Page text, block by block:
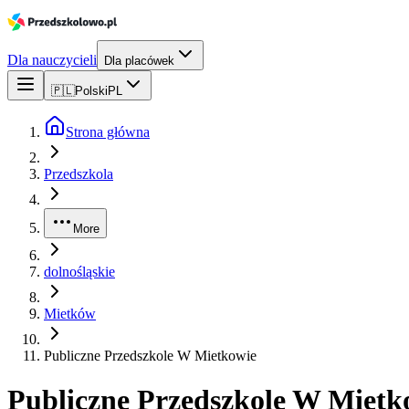
Dla nauczycieli Dla placówek
🇵🇱Polski PL
Strona główna
Przedszkola
More
dolnośląskie
Mietków
Publiczne Przedszkole W Mietkowie
Publiczne Przedszkole W